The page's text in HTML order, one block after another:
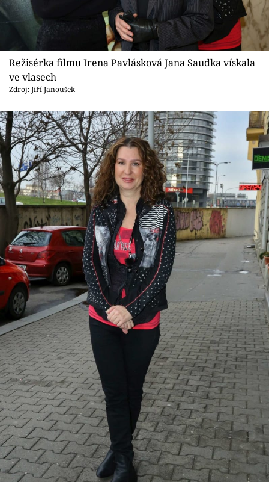
Režisérka filmu Irena Pavlásková Jana Saudka vískala
ve vlasech
Zdroj: Jiří Janoušek